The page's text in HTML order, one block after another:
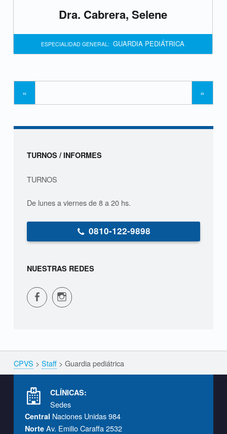
a
(
p
a
g
Dra. Cabrera, Selene
ESPECIALIDAD GENERAL: GUARDIA PEDIÁTRICA
« »
Sidebar
TURNOS / INFORMES
TURNOS
De lunes a viernes de 8 a 20 hs.
0810-122-9898
NUESTRAS REDES
CPVS en Facebook CPVS en Instagram
Breadcrumbs navigation
CPVS > Staff> Guardia pediátrica
CLÍNICAS:
Sedes
Central Naciones Unidas 984
Norte Av. Emilio Caraffa 2532